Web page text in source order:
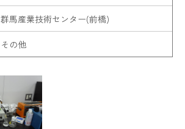
群馬産業技術センター(前橋)
その他